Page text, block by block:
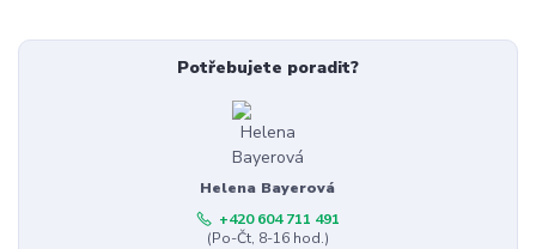
Potřebujete poradit?
Helena Bayerová
+420 604 711 491
(Po-Čt, 8-16 hod.)